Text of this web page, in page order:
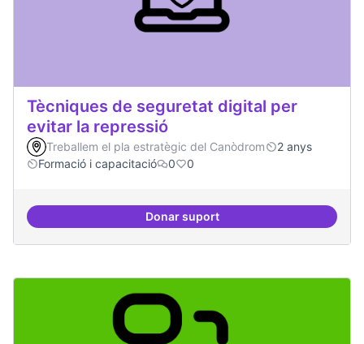
Tècniques de seguretat digital per
evitar la repressió
Treballem el pla estratègic del Canòdrom
2 anys
Formació i capacitació
0 0
Donar suportTècniques de seguretat digital